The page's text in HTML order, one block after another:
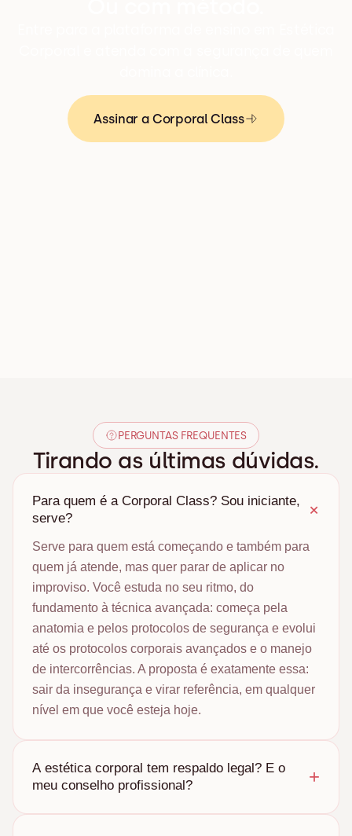
Assinar a Corporal Class
PERGUNTAS FREQUENTES
Tirando as últimas dúvidas.
Para quem é a Corporal Class? Sou iniciante,
serve?
+
Serve para quem está começando e também para
quem já atende, mas quer parar de aplicar no
improviso. Você estuda no seu ritmo, do
fundamento à técnica avançada: começa pela
anatomia e pelos protocolos de segurança e evolui
até os protocolos corporais avançados e o manejo
de intercorrências. A proposta é exatamente essa:
sair da insegurança e virar referência, em qualquer
nível em que você esteja hoje.
A estética corporal tem respaldo legal? E o
meu conselho profissional?
+
A Corporal Class é um curso livre de capacitação